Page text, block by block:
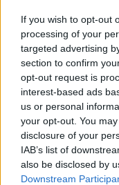
If you wish to opt-out
processing of your
targeted advertising
section to confirm
opt-out request is
interest-based ads
us or personal
your opt-out. You
disclosure of your
IAB’s list of
also be disclosed by
Downstream